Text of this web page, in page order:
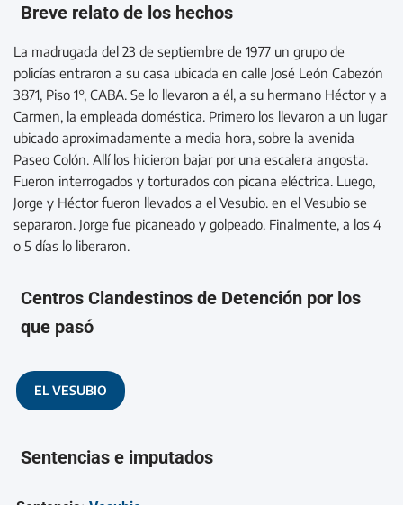
Breve relato de los hechos
La madrugada del 23 de septiembre de 1977 un grupo de
policías entraron a su casa ubicada en calle José León Cabezón
3871, Piso 1°, CABA. Se lo llevaron a él, a su hermano Héctor y a
Carmen, la empleada doméstica. Primero los llevaron a un lugar
ubicado aproximadamente a media hora, sobre la avenida
Paseo Colón. Allí los hicieron bajar por una escalera angosta.
Fueron interrogados y torturados con picana eléctrica. Luego,
Jorge y Héctor fueron llevados a el Vesubio. en el Vesubio se
separaron. Jorge fue picaneado y golpeado. Finalmente, a los 4
o 5 días lo liberaron.
Centros Clandestinos de Detención por los
que pasó
EL VESUBIO
Sentencias e imputados